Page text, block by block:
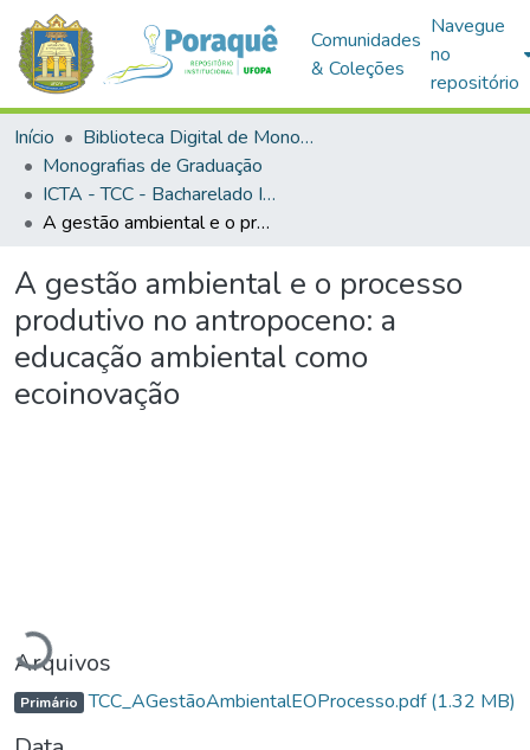
Comunidades
& Coleções
Navegue
no
repositório
Início
Biblioteca Digital de Monografias (BDM)
Monografias de Graduação
ICTA - TCC - Bacharelado Interdisciplinar em Ciência e Tecnologia das Águas
A gestão ambiental e o processo produtivo no antropoceno: a educação ambiental como ecoinovação
A gestão ambiental e o processo
produtivo no antropoceno: a
educação ambiental como
ecoinovação
Carregando...
Arquivos
Primário TCC_AGestãoAmbientalEOProcesso.pdf(1.32 MB)